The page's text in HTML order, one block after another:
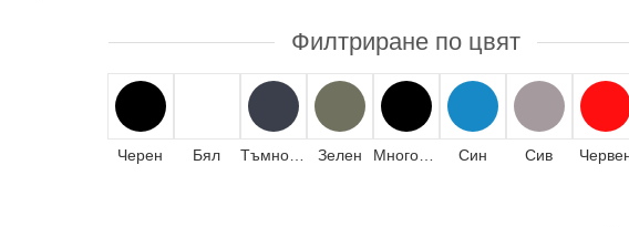
Филтриране по цвят
Черен Бял Тъмносин Зелен Многоцветен Син Сив